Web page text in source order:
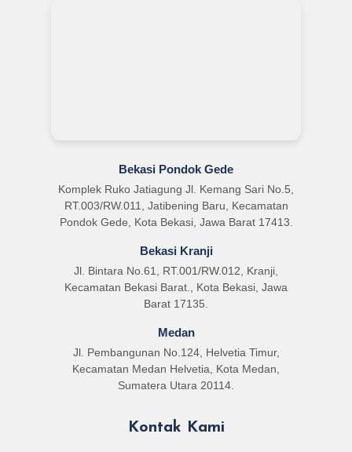
Bekasi Pondok Gede
Komplek Ruko Jatiagung Jl. Kemang Sari No.5,
RT.003/RW.011, Jatibening Baru, Kecamatan
Pondok Gede, Kota Bekasi, Jawa Barat 17413.
Bekasi Kranji
Jl. Bintara No.61, RT.001/RW.012, Kranji,
Kecamatan Bekasi Barat., Kota Bekasi, Jawa
Barat 17135.
Medan
Jl. Pembangunan No.124, Helvetia Timur,
Kecamatan Medan Helvetia, Kota Medan,
Sumatera Utara 20114.
Kontak Kami